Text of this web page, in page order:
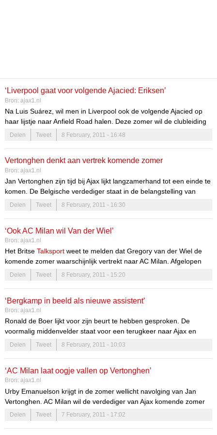
‘Liverpool gaat voor volgende Ajacied: Eriksen’
Bron: ajax1.nl
Na Luis Suárez, wil men in Liverpool ook de volgende Ajacied op
haar lijstje naar Anfield Road halen. Deze zomer wil de clubleiding
proberen de transfer van Christian Eriksen rond te krijgen. Volgens
Caughtoffside.com
leeftijd.
Delen Tweet 8 February, 2011 - 16:48
Vertonghen denkt aan vertrek komende zomer
Bron: ajax1.nl
Jan Vertonghen zijn tijd bij Ajax lijkt langzamerhand tot een einde te
komen. De Belgische verdediger staat in de belangstelling van
grote clubs en zal hen niet weigeren, zo schrijft
Delen Tweet 8 February, 2011 - 16:30
‘Ook AC Milan wil Van der Wiel’
Bron: ajax1.nl
Het Britse Talksport weet te melden dat Gregory van der Wiel de
komende zomer waarschijnlijk vertrekt naar AC Milan. Afgelopen
transferperiode haalde de Italiaanse club Urby Emanuelson al weg
uit Amsterdam en nu zou de Milanese club bijzonder
efltal.
Delen Tweet 8 February, 2011 - 15:20
‘Bergkamp in beeld als nieuwe assistent’
Bron: ajax1.nl
Ronald de Boer lijkt voor zijn beurt te hebben gesproken. De
voormalig middenvelder staat voor een terugkeer naar Ajax en
neemt in Amsterdam vermoedelijk de taken van Dennis Bergkamp
over. Die wordt op zijn beurt dan weer betrokken bij het eerste
Bergkamp was eerder trainer van de D2 bij Ajax en is sinds begin
dit jaar samen met oud-doelman Fred Grim de vervanger van
Frank de Boer bij de A1. Laatstgenoemde is dan weer
doorgeschoven naar de positie van hoofdtrainer en krijgt daarbij
momenteel hulp van Danny Blind en Hennie Spijkerman.
Delen Tweet 8 February, 2011 - 10:03
‘AC Milan laat oogje vallen op Vertonghen’
Bron: ajax1.nl
Urby Emanuelson krijgt in de zomer wellicht navolging van Jan
Vertonghen. AC Milan wil de verdediger van Ajax komende zomer
naar Italië halen, meldt Sky Italia.
Vertonghen zou al langer in beeld zijn bij de Rossoneri, die nu echt
Delen Tweet 7 February, 2011 - 17:02